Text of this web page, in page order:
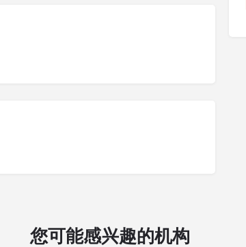
您可能感兴趣的机构